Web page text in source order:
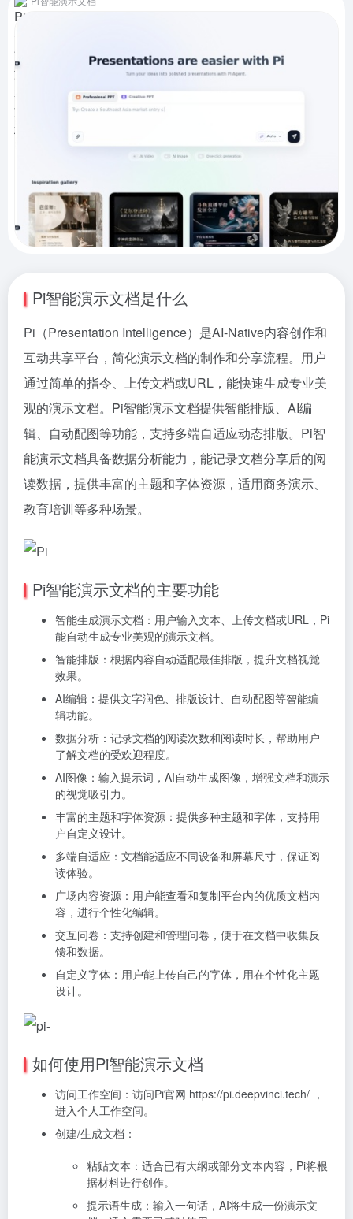
Pi智能演示文档是什么
Pi（Presentation Intelligence）是AI-Native内容创作和
互动共享平台，简化演示文档的制作和分享流程。用户
通过简单的指令、上传文档或URL，能快速生成专业美
观的演示文档。Pi智能演示文档提供智能排版、AI编
辑、自动配图等功能，支持多端自适应动态排版。Pi智
能演示文档具备数据分析能力，能记录文档分享后的阅
读数据，提供丰富的主题和字体资源，适用商务演示、
教育培训等多种场景。
Pi智能演示文档的主要功能
智能生成演示文档：用户输入文本、上传文档或URL，Pi
能自动生成专业美观的演示文档。
智能排版：根据内容自动适配最佳排版，提升文档视觉
效果。
AI编辑：提供文字润色、排版设计、自动配图等智能编
辑功能。
数据分析：记录文档的阅读次数和阅读时长，帮助用户
了解文档的受欢迎程度。
AI图像：输入提示词，AI自动生成图像，增强文档和演示
的视觉吸引力。
丰富的主题和字体资源：提供多种主题和字体，支持用
户自定义设计。
多端自适应：文档能适应不同设备和屏幕尺寸，保证阅
读体验。
广场内容资源：用户能查看和复制平台内的优质文档内
容，进行个性化编辑。
交互问卷：支持创建和管理问卷，便于在文档中收集反
馈和数据。
自定义字体：用户能上传自己的字体，用在个性化主题
设计。
如何使用Pi智能演示文档
访问工作空间：访问Pi官网 https://pi.deepvinci.tech/ ，
进入个人工作空间。
创建/生成文档：
粘贴文本：适合已有大纲或部分文本内容，Pi将根
据材料进行创作。
提示语生成：输入一句话，AI将生成一份演示文